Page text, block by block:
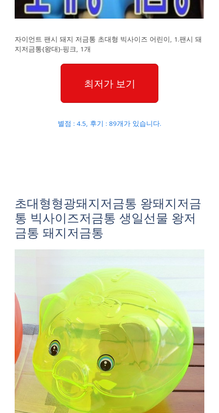
자이언트 팬시 돼지 저금통 초대형 빅사이즈 어린이, 1.팬시 돼
지저금통{왕대}-핑크, 1개
최저가 보기
별점 : 4.5, 후기 : 89개가 있습니다.
초대형형광돼지저금통 왕돼지저금
통 빅사이즈저금통 생일선물 왕저
금통 돼지저금통